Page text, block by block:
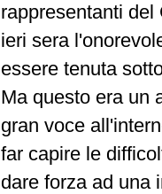
rappresentanti
ieri sera
essere tenuta
Ma questo era un
gran voce
far capire le
dare forza ad una